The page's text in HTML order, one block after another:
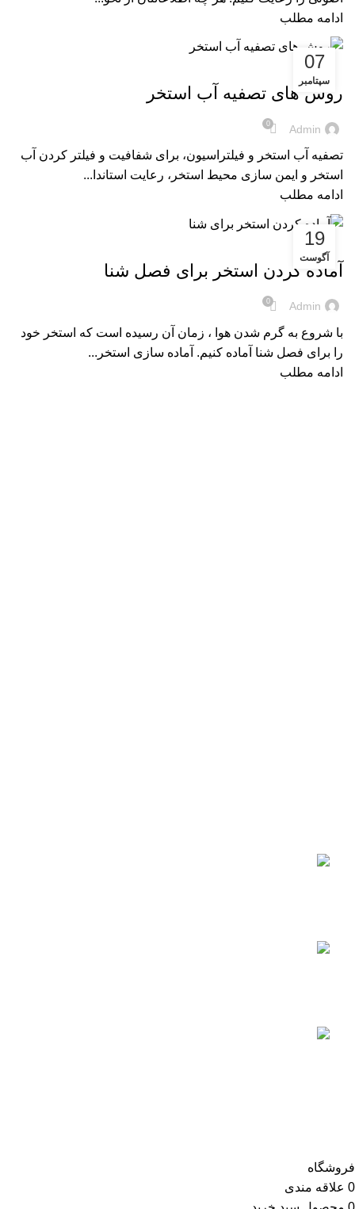
ادامه مطلب
07
سپتامبر
مقالات
روش های تصفیه آب استخر
Admin
0
تصفیه آب استخر و فیلتراسیون، برای شفافیت و فیلتر کردن آب
استخر و ایمن سازی محیط استخر، رعایت استاندا...
ادامه مطلب
19
آگوست
مقالات
آماده کردن استخر برای فصل شنا
Admin
0
با شروع به گرم شدن هوا ، زمان آن رسیده است که استخر خود
را برای فصل شنا آماده کنیم. آماده سازی استخر...
ادامه مطلب
فروشگاه
0 علاقه مندی